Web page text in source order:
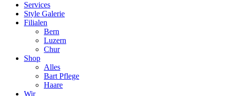
Services
Style Galerie
Filialen
Bern
Luzern
Chur
Shop
Alles
Bart Pflege
Haare
Wir